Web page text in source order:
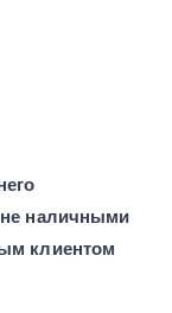
не наличными
клиентом